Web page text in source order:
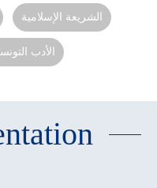
الشريعة الإسلامية
الأدب